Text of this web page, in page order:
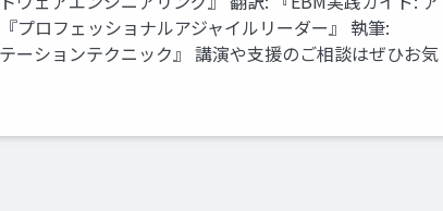
プロフェッショナルアジャイルリーダー』 執筆:
ーションテクニック』 講演や支援のご相談はぜひお気